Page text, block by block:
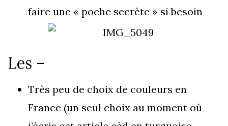
faire une « poche secrète » si besoin
Les –
Très peu de choix de couleurs en
France (un seul choix au moment où